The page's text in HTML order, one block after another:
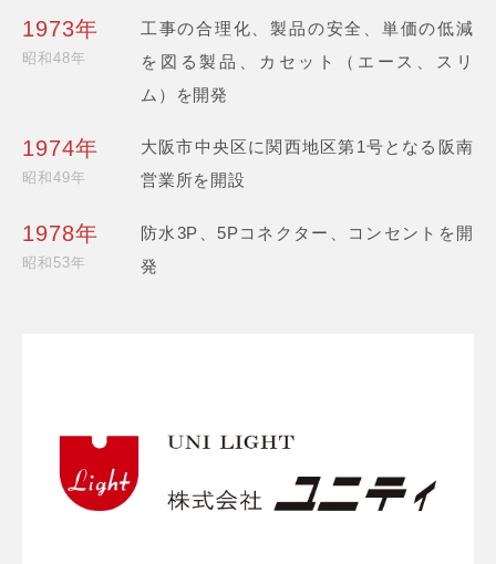
1973年
昭和48年
工事の合理化、製品の安全、単価の低減
を図る製品、カセット（エース、スリ
ム）を開発
1974年
昭和49年
大阪市中央区に関西地区第1号となる阪南
営業所を開設
1978年
昭和53年
防水3P、5Pコネクター、コンセントを開
発